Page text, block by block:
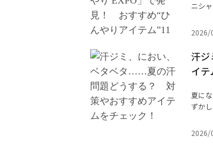
ニシ
2026/
汗
イテ
夏に
ずか
2026/